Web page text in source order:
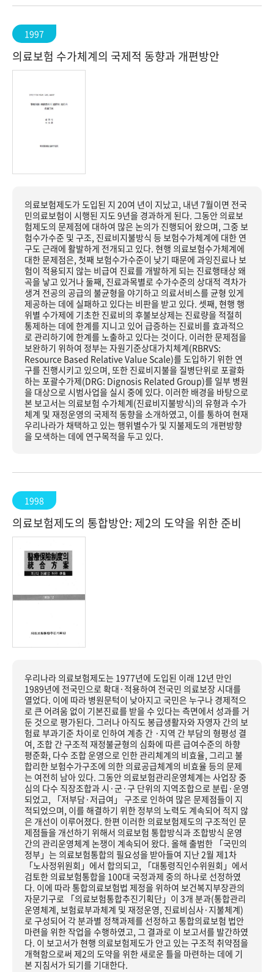
1997
의료보험 수가체계의 국제적 동향과 개편방안
의료보험제도가 도입된 지 20여 년이 지났고, 내년 7월이면 전국
민의료보험이 시행된 지도 9년을 경과하게 된다. 그동안 의료보
험제도의 문제점에 대하여 많은 논의가 진행되어 왔으며, 그중 보
험수가수준 및 구조, 진료비지불방식 등 보험수가체계에 대한 연
구도 근래에 활발하게 전개되고 있다. 현행 의료보험수가체계에
대한 문제점은, 첫째 보험수가수준이 낮기 때문에 과잉진료나 보
험이 적용되지 않는 비급여 진료를 개발하게 되는 진료행태상 왜
곡을 낳고 있거나 둘째, 진료과목별로 수가수준의 상대적 격차가
생겨 전공의 공급의 불균형을 야기하고 의료서비스를 균형 있게
제공하는 데에 실패하고 있다는 비판을 받고 있다. 셋째, 현행 행
위별 수가제에 기초한 진료비의 후불보상제는 진료량을 적절히
통제하는 데에 한계를 지니고 있어 급증하는 진료비를 효과적으
로 관리하기에 한계를 노출하고 있다는 것이다. 이러한 문제점을
보완하기 위하여 정부는 자원기준상대가치체계(RBRVS:
Resource Based Relative Value Scale)를 도입하기 위한 연
구를 진행시키고 있으며, 또한 진료비지불을 질병단위로 포괄화
하는 포괄수가제(DRG: Dignosis Related Group)를 일부 병원
을 대상으로 시범사업을 실시 중에 있다. 이러한 배경을 바탕으로
본 보고서는 의료보험 수가체계(진료비지불방식)의 유형과 수가
체계 및 재정운영의 국제적 동향을 소개하였고, 이를 통하여 현재
우리나라가 채택하고 있는 행위별수가 및 지불제도의 개편방향
을 모색하는 데에 연구목적을 두고 있다.
1998
의료보험제도의 통합방안: 제2의 도약을 위한 준비
우리나라 의료보험제도는 1977년에 도입된 이래 12년 만인
1989년에 전국민으로 확대·적용하여 전국민 의료보장 시대를
열었다. 이에 따라 병원문턱이 낮아지고 국민은 누구나 경제적으
로 큰 어려움 없이 기본진료를 받을 수 있다는 측면에서 성과를 거
둔 것으로 평가된다. 그러나 아직도 봉급생활자와 자영자 간의 보
험료 부과기준 차이로 인하여 계층 간 ·지역 간 부담의 형평성 결
여, 조합 간 구조적 재정불균형의 심화에 따른 급여수준의 하향
평준화, 다수 조합 운영으로 인한 관리체계의 비효율, 그리고 불
합리한 보험수가구조에 의한 의료공급체계의 비효율 등의 문제
는 여전히 남아 있다. 그동안 의료보험관리운영체계는 사업장 중
심의 다수 직장조합과 시·군·구 단위의 지역조합으로 분립·운영
되었고, 「저부담·저급여」 구조로 인하여 많은 문제점들이 지
적되었으며, 이를 해결하기 위한 정부의 노력도 계속되어 적지 않
은 개선이 이루어졌다. 한편 이러한 의료보험제도의 구조적인 문
제점들을 개선하기 위해서 의료보험 통합방식과 조합방식 운영
간의 관리운영체계 논쟁이 계속되어 왔다. 올해 출범한 「국민의
정부」는 의료보험통합의 필요성을 받아들여 지난 2월 제1차
「노사정위원회」에서 합의되고, 「대통령직인수위원회」에서
검토한 의료보험통합을 100대 국정과제 중의 하나로 선정하였
다. 이에 따라 통합의료보험법 제정을 위하여 보건복지부장관의
자문기구로 「의료보험통합추진기획단」이 3개 분과(통합관리
운영체계, 보험료부과체계 및 재정운영, 진료비심사·지불체계)
로 구성되어 각 분과별 정책과제를 선정하고 통합의료보험 법안
마련을 위한 작업을 수행하였고, 그 결과로 이 보고서를 발간하였
다. 이 보고서가 현행 의료보험제도가 안고 있는 구조적 취약점을
개혁함으로써 제2의 도약을 위한 새로운 틀을 마련하는 데에 기
본 지침서가 되기를 기대한다.